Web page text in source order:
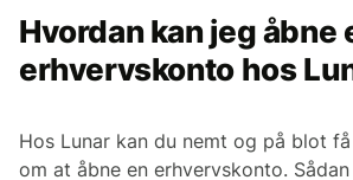
Hvordan kan jeg åbne
erhvervskonto hos
Hos Lunar kan du nemt og på blot
om at åbne en erhvervskonto. Sådan